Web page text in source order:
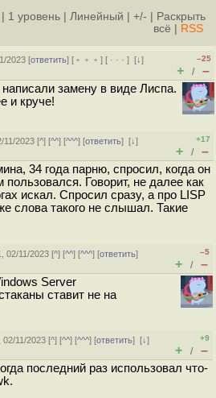
1 уровень Линейный +/-
Раскрыть
всё
RSS
2023 [ответить] [ ﹢﹢﹢] [ · · ·][↓]
–25
+ / –
замену в виде Лиспа.
и круче!
11/2023 [^] [^^] [^^^] [ответить][↓]
+17
+ / –
34 года парню, спросил, когда он
Говорит, не далее как
искал. Спросил сразу, а про LISP
слова такого не слышал. Такие
02/11/2023 [^] [^^] [^^^] [ответить]
–5
+ / –
Server
ставит не на
02/11/2023 [^] [^^] [^^^] [ответить][↓]
+9
+ / –
последний раз использовал что-